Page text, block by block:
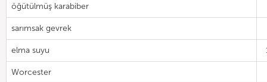
öğütülmüş karabiber
sarımsak gevrek
elma suyu
Worcester